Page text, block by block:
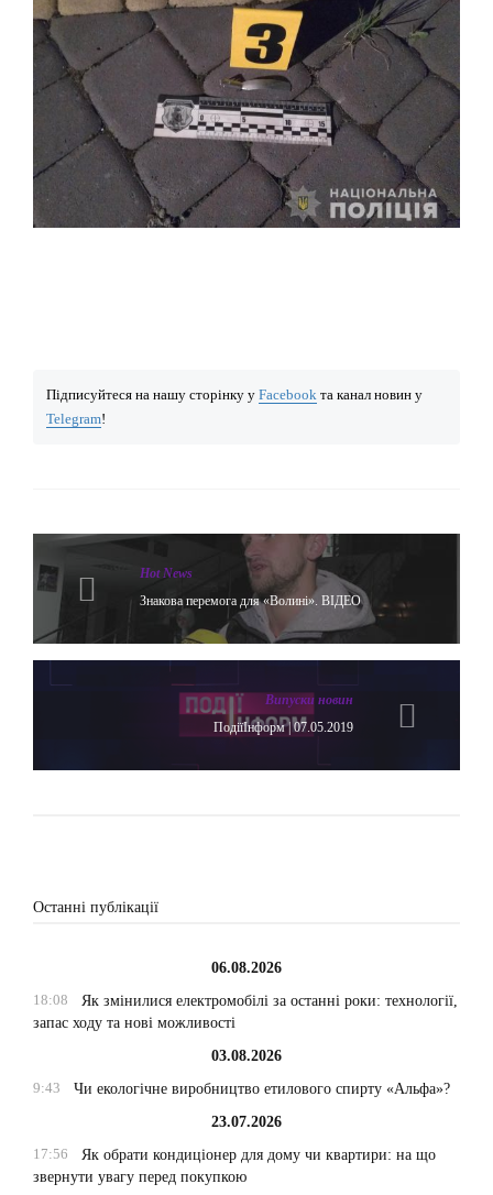
Підписуйтеся на нашу сторінку у Facebook та канал новин у
Telegram!
Hot News
Знакова перемога для «Волині». ВІДЕО
Випуски новин
ПодіїІнформ | 07.05.2019
Останні публікації
06.08.2026
18:08
Як змінилися електромобілі за останні роки: технології,
запас ходу та нові можливості
03.08.2026
9:43
Чи екологічне виробництво етилового спирту «Альфа»?
23.07.2026
17:56
Як обрати кондиціонер для дому чи квартири: на що
звернути увагу перед покупкою